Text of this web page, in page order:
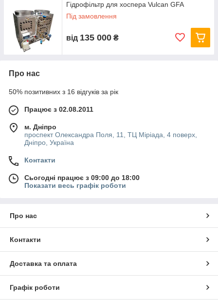
Гідрофільтр для хоспера Vulcan GFA
Під замовлення
від 135 000 ₴
Про нас
50% позитивних з 16 відгуків за рік
Працює з 02.08.2011
м. Дніпро
проспект Олександра Поля, 11, ТЦ Міріада, 4 поверх,
Дніпро, Україна
Контакти
Сьогодні працює з 09:00 до 18:00
Показати весь графік роботи
Про нас
Контакти
Доставка та оплата
Графік роботи